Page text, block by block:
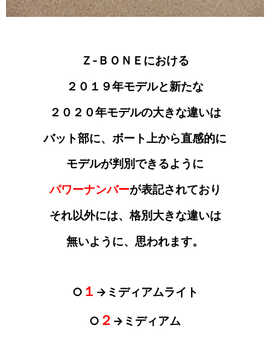
Ｚ‐ＢＯＮＥにおける
２０１９年モデルと新たな
２０２０年モデルの大きな違いは
バット部に、ボート上から直感的に
モデルが判別できるように
パワーナンバーが表記されており
それ以外には、格別大きな違いは
無いように、思われます。
○ １ →ミディアムライト
○ ２ →ミディアム